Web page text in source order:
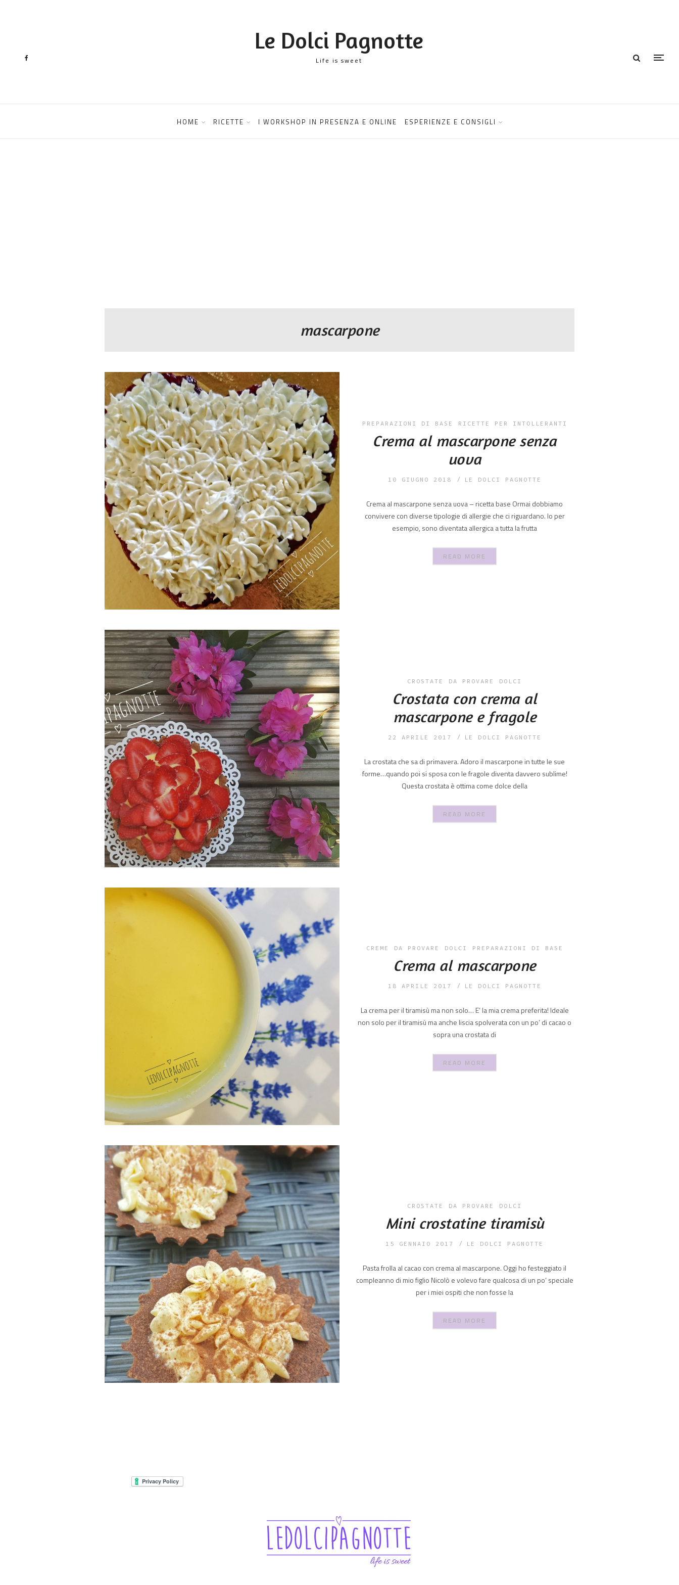
Le Dolci Pagnotte
Life is sweet
HOME RICETTE I WORKSHOP IN PRESENZA E ONLINE ESPERIENZE E CONSIGLI
mascarpone
PREPARAZIONI DI BASE RICETTE PER INTOLLERANTI
Crema al mascarpone senza
uova
10 GIUGNO 2018 LE DOLCI PAGNOTTE
Crema al mascarpone senza uova – ricetta base Ormai dobbiamo
convivere con diverse tipologie di allergie che ci riguardano. Io per
esempio, sono diventata allergica a tutta la frutta
READ MORE
CROSTATE DA PROVARE DOLCI
Crostata con crema al
mascarpone e fragole
22 APRILE 2017 LE DOLCI PAGNOTTE
La crostata che sa di primavera. Adoro il mascarpone in tutte le sue
forme…quando poi si sposa con le fragole diventa davvero sublime!
Questa crostata è ottima come dolce della
READ MORE
CREME DA PROVARE DOLCI PREPARAZIONI DI BASE
Crema al mascarpone
18 APRILE 2017 LE DOLCI PAGNOTTE
La crema per il tiramisù ma non solo… E’ la mia crema preferita! Ideale
non solo per il tiramisù ma anche liscia spolverata con un po’ di cacao o
sopra una crostata di
READ MORE
CROSTATE DA PROVARE DOLCI
Mini crostatine tiramisù
15 GENNAIO 2017 LE DOLCI PAGNOTTE
Pasta frolla al cacao con crema al mascarpone. Oggi ho festeggiato il
compleanno di mio figlio Nicolò e volevo fare qualcosa di un po’ speciale
per i miei ospiti che non fosse la
READ MORE